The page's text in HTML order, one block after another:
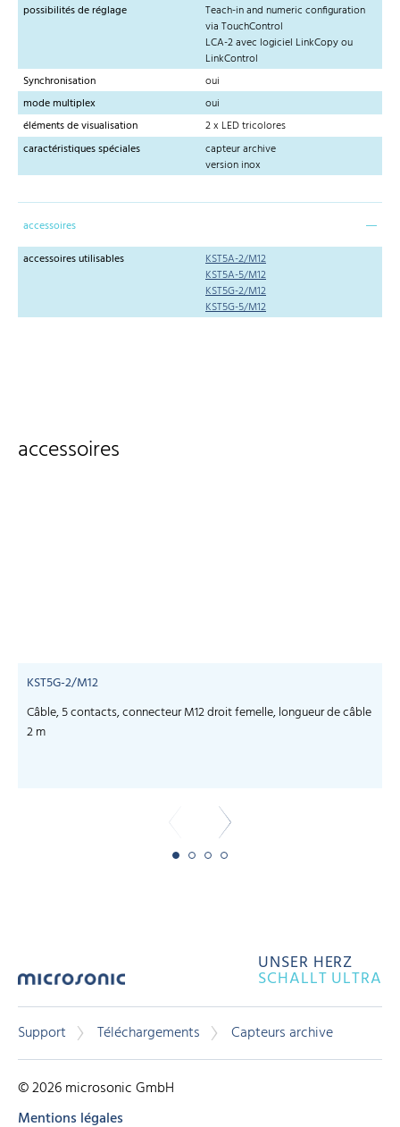
possibilités de réglage
Teach-in and numeric configuration
via TouchControl
LCA-2 avec logiciel LinkCopy ou
LinkControl
Synchronisation
oui
mode multiplex
oui
éléments de visualisation
2 x LED tricolores
caractéristiques spéciales
capteur archive
version inox
accessoires
accessoires utilisables
KST5A-2/M12
KST5A-5/M12
KST5G-2/M12
KST5G-5/M12
accessoires
KST5G-2/M12
Câble, 5 contacts, connecteur M12 droit femelle, longueur de câble
2 m
UNSER HERZ
SCHALLT ULTRA
Support Téléchargements Capteurs archive
© 2026 microsonic GmbH
Mentions légales